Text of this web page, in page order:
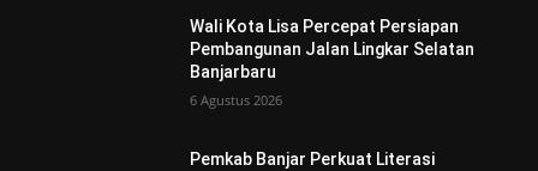
Wali Kota Lisa Percepat Persiapan
Pembangunan Jalan Lingkar Selatan
Banjarbaru
6 Agustus 2026
Pemkab Banjar Perkuat Literasi